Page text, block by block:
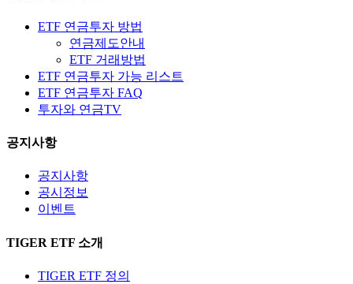
ETF 연금투자 방법
연금제도안내
ETF 거래방법
ETF 연금투자 가능 리스트
ETF 연금투자 FAQ
투자와 연금TV
공지사항
공지사항
공시정보
이벤트
TIGER ETF 소개
TIGER ETF 정의